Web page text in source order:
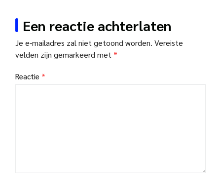
Een reactie achterlaten
Je e-mailadres zal niet getoond worden. Vereiste
velden zijn gemarkeerd met *
Reactie *